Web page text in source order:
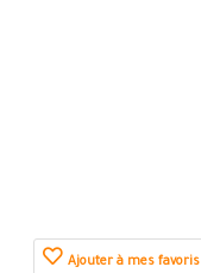
Ajouter à mes favoris